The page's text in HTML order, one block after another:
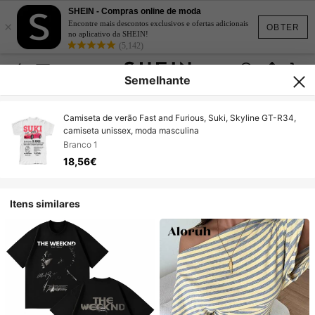
OBTER
×
SHEIN - Compras online de moda
Encontre mais descontos exclusivos e ofertas adicionais
no aplicativo da SHEIN!
(5,142)
Semelhante
Camiseta de verão Fast and Furious, Suki, Skyline GT-R34,
camiseta unissex, moda masculina
Branco 1
18,56€
Itens similares